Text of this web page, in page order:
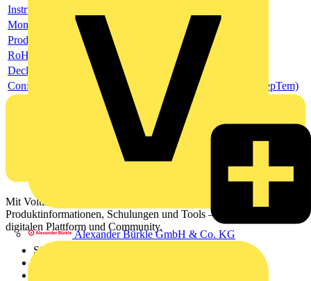
Alexander Bürkle GmbH & Co. KG
Instructions and Manuals (InsMan)
Montage- und Betriebsanleitung
Product data sheet
RoHS Declaration (RoHSInformation)
Declaration of Conformity - CE (DecConCe)
Conflict Minerals Reporting Template (CMRT) (ConMinRepTem)
Mit Voltimum erhalten Elektrofachkräfte Zugang zu Branchennews,
Produktinformationen, Schulungen und Tools – alles auf einer
digitalen Plattform und Community.
Sitemap